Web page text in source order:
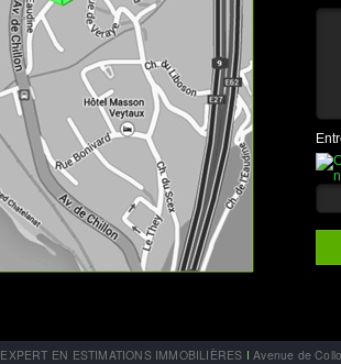
EXPERT EN ESTIMATIONS IMMOBILIÈRES I Avenue de